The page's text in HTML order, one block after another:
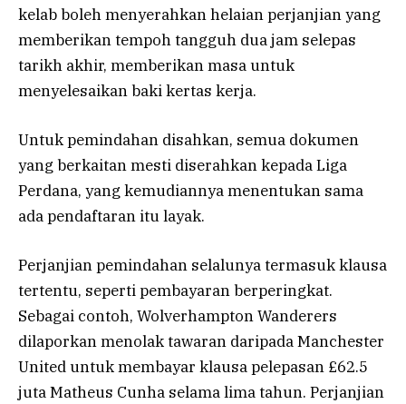
kelab boleh menyerahkan helaian perjanjian yang
memberikan tempoh tangguh dua jam selepas
tarikh akhir, memberikan masa untuk
menyelesaikan baki kertas kerja.
Untuk pemindahan disahkan, semua dokumen
yang berkaitan mesti diserahkan kepada Liga
Perdana, yang kemudiannya menentukan sama
ada pendaftaran itu layak.
Perjanjian pemindahan selalunya termasuk klausa
tertentu, seperti pembayaran berperingkat.
Sebagai contoh, Wolverhampton Wanderers
dilaporkan menolak tawaran daripada Manchester
United untuk membayar klausa pelepasan £62.5
juta Matheus Cunha selama lima tahun. Perjanjian